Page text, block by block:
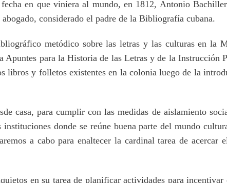
en que viniera al mundo, en 1812, Antonio
considerado el padre de la Bibliografía cubana.
metódico sobre las letras y las culturas en la
para la Historia de las Letras y de la Instrucción
libros y folletos existentes en la colonia luego de la
casa, para cumplir con las medidas de aislamiento
donde se reúne buena parte del mundo
a cabo para enaltecer la cardinal tarea de acercar
en su tarea de planificar actividades para